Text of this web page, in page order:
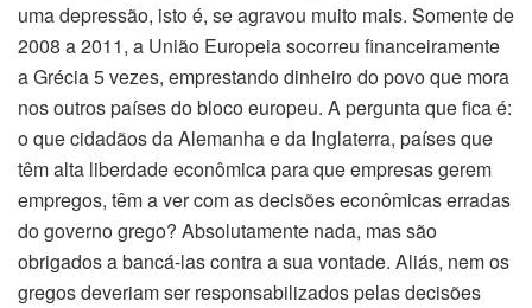
uma depressão, isto é, se agravou muito mais. Somente de
2008 a 2011, a União Europeia socorreu financeiramente
a Grécia 5 vezes, emprestando dinheiro do povo que mora
nos outros países do bloco europeu. A pergunta que fica é:
o que cidadãos da Alemanha e da Inglaterra, países que
têm alta liberdade econômica para que empresas gerem
empregos, têm a ver com as decisões econômicas erradas
do governo grego? Absolutamente nada, mas são
obrigados a bancá-las contra a sua vontade. Aliás, nem os
gregos deveriam ser responsabilizados pelas decisões